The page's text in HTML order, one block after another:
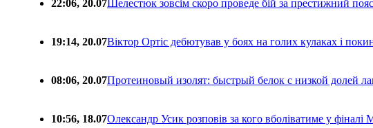
22:06, 20.07Шелестюк зовсім скоро проведе бій за престижний
19:14, 20.07Віктор Ортіс дебютував у боях на голих кулаках і
08:06, 20.07Протеиновый изолят: быстрый белок с низкой долей
10:56, 18.07Олександр Усик розповів за кого вболіватиме у фіналі